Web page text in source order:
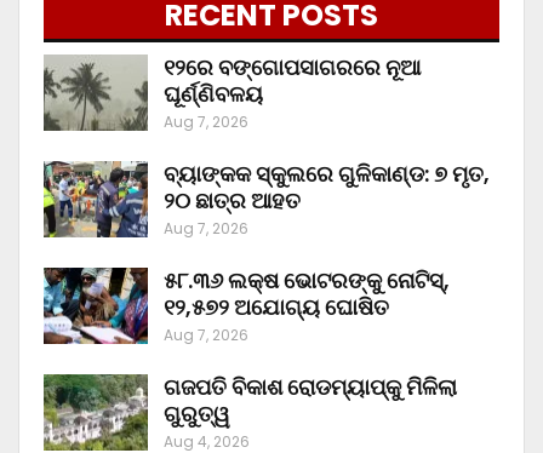
RECENT POSTS
୧୨ରେ ବଙ୍ଗୋପସାଗରରେ ନୂଆ
ଘୂର୍ଣ୍ଣିବଳୟ
Aug 7, 2026
ବ୍ୟାଙ୍କକ ସ୍କୁଲରେ ଗୁଳିକାଣ୍ଡ: ୭ ମୃତ,
୨୦ ଛାତ୍ର ଆହତ
Aug 7, 2026
୫୮.୩୬ ଲକ୍ଷ ଭୋଟରଙ୍କୁ ନୋଟିସ୍‌,
୧୨,୫୭୨ ଅଯୋଗ୍ୟ ଘୋଷିତ
Aug 7, 2026
ଗଜପତି ବିକାଶ ରୋଡମ୍ୟାପ୍‌କୁ ମିଳିଲା
ଗୁରୁତ୍ୱ
Aug 4, 2026